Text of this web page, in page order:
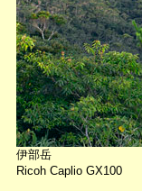
伊部岳
Ricoh Caplio GX100